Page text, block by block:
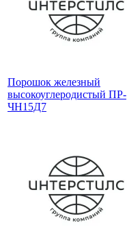
Порошок железный
высокоуглеродистый ПР-
ЧН15Д7